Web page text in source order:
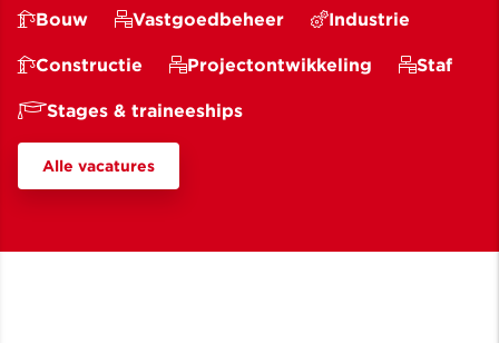
Bouw Vastgoedbeheer Industrie
Constructie Projectontwikkeling Staf
Stages & traineeships
Alle vacatures